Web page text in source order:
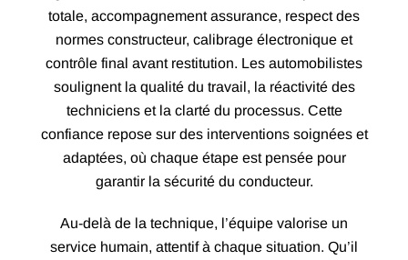
totale, accompagnement assurance, respect des
normes constructeur, calibrage électronique et
contrôle final avant restitution. Les automobilistes
soulignent la qualité du travail, la réactivité des
techniciens et la clarté du processus. Cette
confiance repose sur des interventions soignées et
adaptées, où chaque étape est pensée pour
garantir la sécurité du conducteur.
Au-delà de la technique, l’équipe valorise un
service humain, attentif à chaque situation. Qu’il